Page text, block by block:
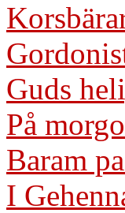
Guds
På
Baram
I